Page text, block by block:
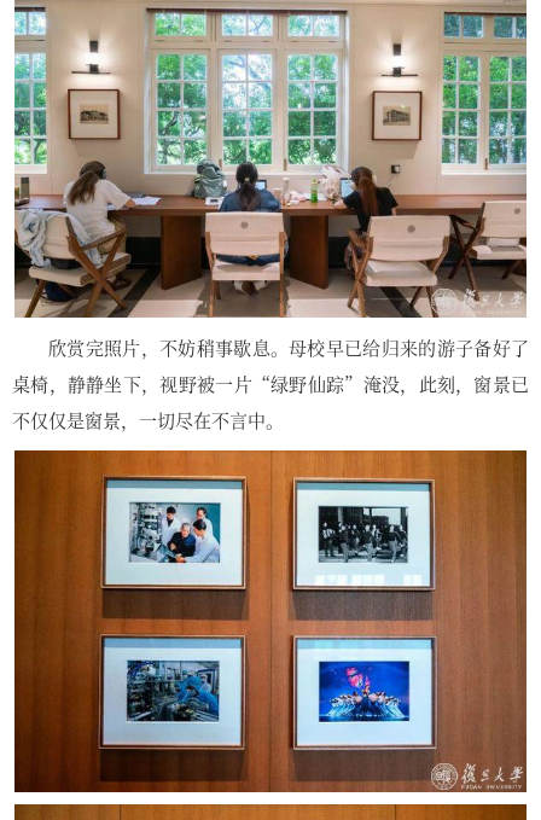
欣赏完照片，不妨稍事歇息。母校早已给归来的游子备好了
桌椅，静静坐下，视野被一片“绿野仙踪”淹没，此刻，窗景已
不仅仅是窗景，一切尽在不言中。